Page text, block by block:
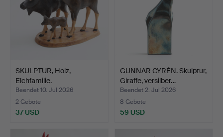
SKULPTUR, Holz,
Elchfamilie.
Beendet 10. Jul 2026
2 Gebote
37 USD
GUNNAR CYRÉN. Skulptur,
Giraffe, versilber…
Beendet 2. Jul 2026
8 Gebote
59 USD